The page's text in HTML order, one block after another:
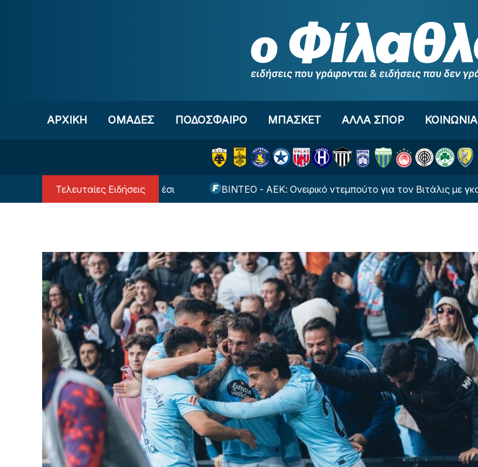
ΑΡΧΙΚΗ OΜΑΔΕΣ ΠΟΔΟΣΦΑΙΡΟ ΜΠΑΣΚΕΤ ΑΛΛΑ ΣΠΟΡ ΚΟΙΝΩΝΙΑ
Τελευταίες Ειδήσεις
για τον πατέρα του Μέσι ΒΙΝΤΕΟ - ΑΕΚ: Ονειρικό ντεμπούτο για τον Βιτάλις με γκολ...